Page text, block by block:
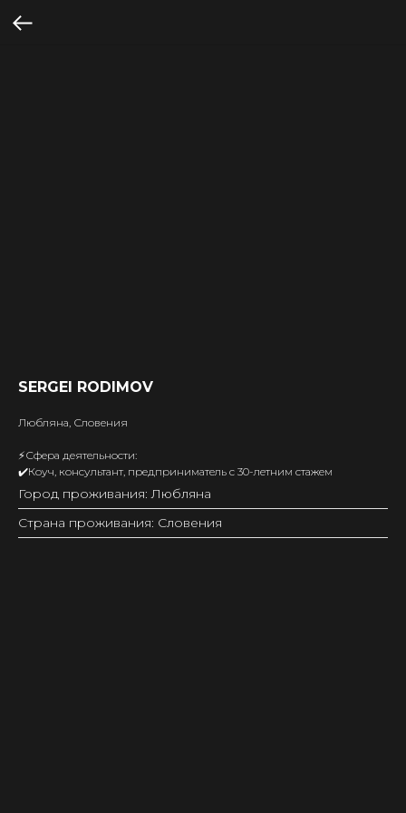
SERGEI RODIMOV
Любляна, Словения
⚡️Сфера деятельности:
✔️Коуч, консультант, предприниматель с 30-летним стажем
Город проживания: Любляна
Страна проживания: Словения